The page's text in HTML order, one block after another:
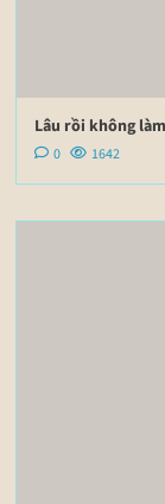
Lâu rồi không
0 1642